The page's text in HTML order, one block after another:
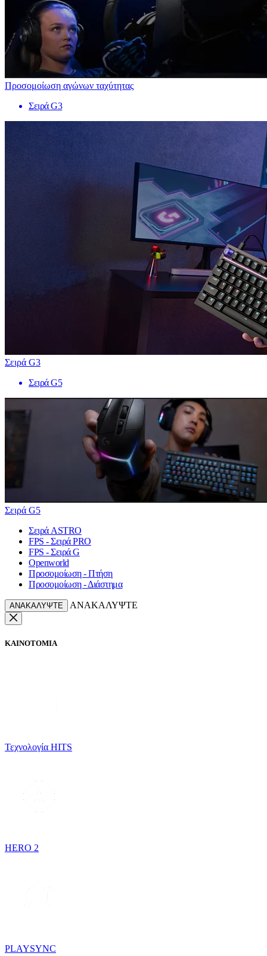
Προσομοίωση αγώνων ταχύτητας
Σειρά G3
Σειρά G3
Σειρά G5
Σειρά G5
Σειρά ASTRO
FPS - Σειρά PRO
FPS - Σειρά G
Openworld
Προσομοίωση - Πτήση
Προσομοίωση - Διάστημα
ΑΝΑΚΑΛΥΨΤΕ ΑΝΑΚΑΛΥΨΤΕ
ΚΑΙΝΟΤΟΜΙΑ
Τεχνολογία HITS
HERO 2
PLAYSYNC